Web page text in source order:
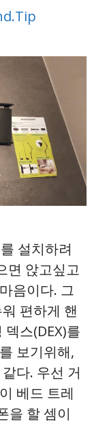
설치하려
면 앉고싶고
음이다. 그
편하게 핸
스(DEX)를
보기위해,
다. 우선 거
베드 트레
을 할 셈이